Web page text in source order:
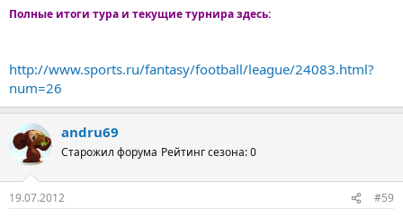
Полные итоги тура и текущие турнира здесь:
http://www.sports.ru/fantasy/football/league/24083.html?
num=26
andru69
Старожил форума Рейтинг сезона: 0
19.07.2012 #59